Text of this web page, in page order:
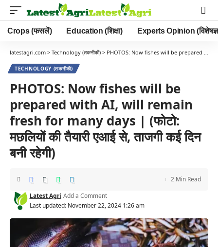
Crops (फसलें) Education (शिक्षा) Experts Opinion (विशेषज्ञ
latestagri.com > Technology (तकनीकी) > PHOTOS: Now fishes will be prepared with AI, will remain fresh for many days | (फोटो: मछलियों की तैयारी एआई से, ताजगी कई दिन बनी रहेगी)
TECHNOLOGY (तकनीकी)
PHOTOS: Now fishes will be
prepared with AI, will remain
fresh for many days | (फोटो:
मछलियों की तैयारी एआई से, ताजगी कई दिन
बनी रहेगी)
Last updated: November 22, 2024 1:26 am
Latest Agri Add a Comment
2 Min Read